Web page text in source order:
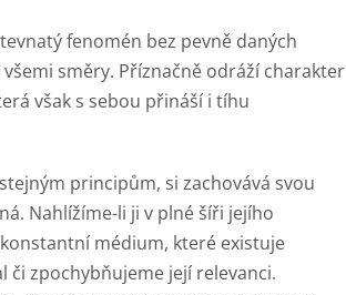
fenomén bez pevně daných
směry. Příznačně odráží charakter
však s sebou přináší i tíhu
principům, si zachovává svou
Nahlížíme-li ji v plné šíři jejího
médium, které existuje
či zpochybňujeme její relevanci.